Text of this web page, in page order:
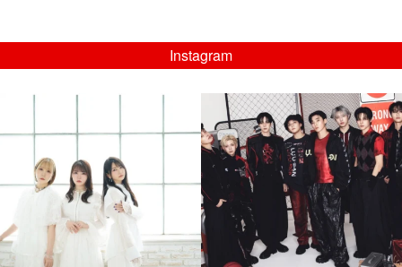
Instagram
...
8月 4
4 0
musicjapantv
💡08/05(水)23:00特番放送！
...
8月 4
4 0